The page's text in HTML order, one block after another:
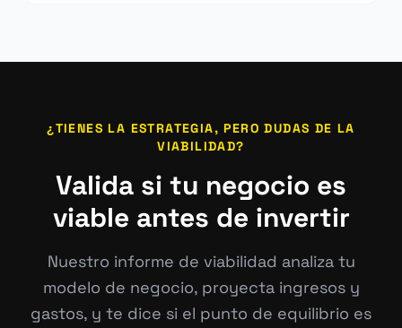
¿TIENES LA ESTRATEGIA, PERO DUDAS DE LA
VIABILIDAD?
Valida si tu negocio es
viable antes de invertir
Nuestro informe de viabilidad analiza tu
modelo de negocio, proyecta ingresos y
gastos, y te dice si el punto de equilibrio es